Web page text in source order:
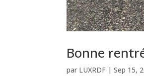
Bonne
par LUXRDF |Sep 15,